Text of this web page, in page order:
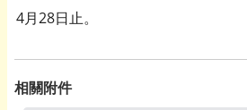
4月28日止。
相關附件